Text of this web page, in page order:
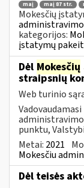
maį maį 87 str.
Mokesčių
kategorijos:
įstatymų
Dėl Mokesčių
straipsnių
Web turinio
punktu,
Metai: 2021
Mokesčiu
Dėl teisės